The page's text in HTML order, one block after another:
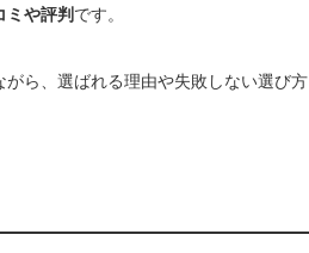
ミや評判 です。
ら、選ばれる理由や失敗しない選び方